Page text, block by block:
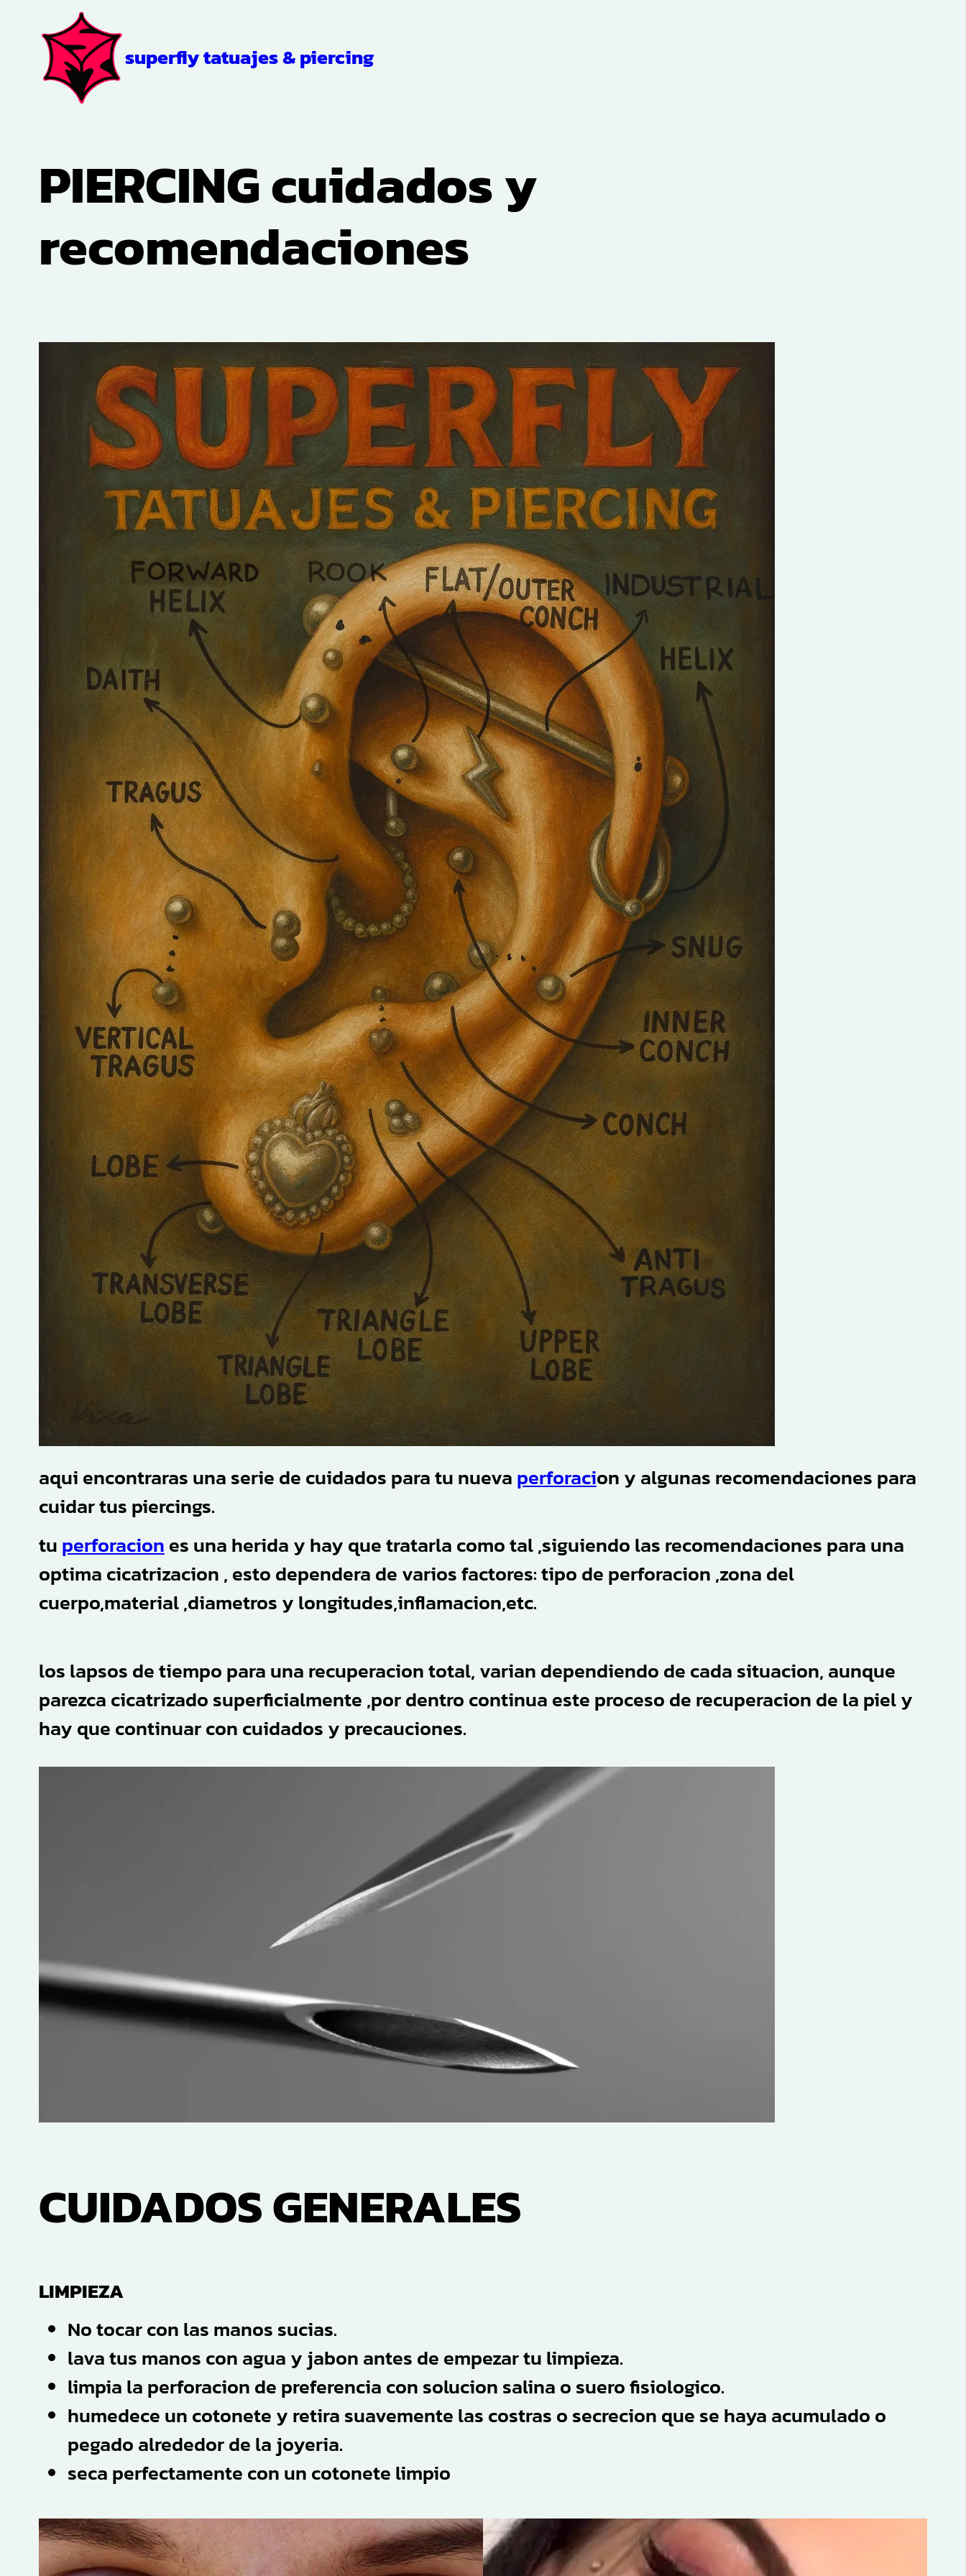
contenido
superfly tatuajes & piercing
PIERCING cuidados y
recomendaciones
aqui encontraras una serie de cuidados para tu nuevaperforacion y algunas recomendaciones para
cuidar tus piercings.
tuperforaciones una herida y hay que tratarla como tal ,siguiendo las recomendaciones para una
optima cicatrizacion , esto dependera de varios factores: tipo de perforacion ,zona del
cuerpo,material ,diametros y longitudes,inflamacion,etc.
los lapsos de tiempo para una recuperacion total, varian dependiendo de cada situacion, aunque
parezca cicatrizado superficialmente ,por dentro continua este proceso de recuperacion de la piel y
hay que continuar con cuidados y precauciones.
CUIDADOS GENERALES
LIMPIEZA
No tocar con las manos sucias.
lava tus manos con agua y jabon antes de empezar tu limpieza.
limpia la perforacion de preferencia con solucion salina o suero fisiologico.
humedece un cotonete y retira suavemente las costras o secrecion que se haya acumulado o
pegado alrededor de la joyeria.
seca perfectamente con un cotonete limpio